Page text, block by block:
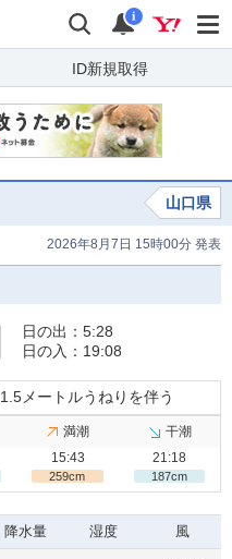
検索 通知
i
ID新規取得
山口県
2026年8月7日 15時00分 発表
日の出：5:28
日の入：19:08
1.5メートルうねりを伴う
満潮
15:43
259cm
干潮
21:18
187cm
降水量 湿度 風